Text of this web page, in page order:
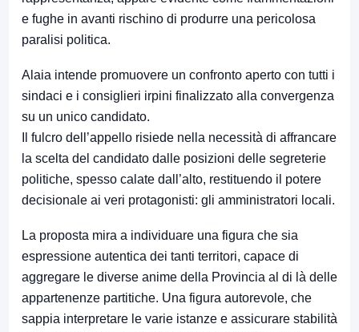
e fughe in avanti rischino di produrre una pericolosa
paralisi politica.
Alaia intende promuovere un confronto aperto con tutti i
sindaci e i consiglieri irpini finalizzato alla convergenza
su un unico candidato.
Il fulcro dell’appello risiede nella necessità di affrancare
la scelta del candidato dalle posizioni delle segreterie
politiche, spesso calate dall’alto, restituendo il potere
decisionale ai veri protagonisti: gli amministratori locali.
La proposta mira a individuare una figura che sia
espressione autentica dei tanti territori, capace di
aggregare le diverse anime della Provincia al di là delle
appartenenze partitiche. Una figura autorevole, che
sappia interpretare le varie istanze e assicurare stabilità